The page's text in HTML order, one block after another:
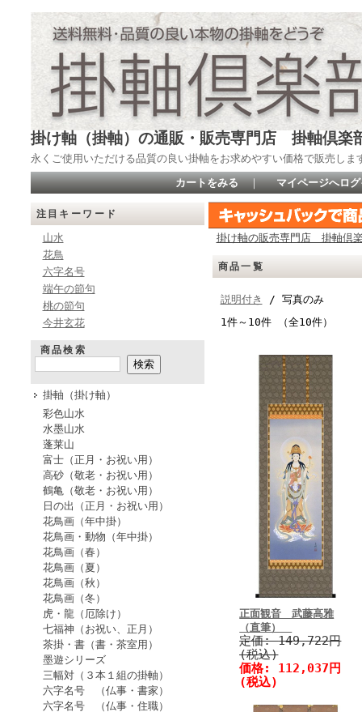
掛け軸（掛軸）の通販・販売専門店 掛軸倶楽
永くご使用いただける品質の良い掛軸をお求めやすい価格で販売し
カートをみる ｜ マイページへロ
注目キーワード
山水
花鳥
六字名号
端午の節句
桃の節句
今井玄花
商品検索
掛軸（掛け軸）
彩色山水
水墨山水
蓬莱山
富士（正月・お祝い用）
高砂（敬老・お祝い用）
鶴亀（敬老・お祝い用）
日の出（正月・お祝い用）
花鳥画（年中掛）
花鳥画・動物（年中掛）
花鳥画（春）
花鳥画（夏）
花鳥画（秋）
花鳥画（冬）
虎・龍（厄除け）
七福神（お祝い、正月）
茶掛・書（書・茶室用）
墨遊シリーズ
三幅対（３本１組の掛軸）
六字名号 （仏事・書家）
六字名号 （仏事・住職）
掛け軸の販売専門店 掛軸倶
商品一覧
説明付き
/ 写真のみ
1件～10件 （全10件）
正面観音 武藤高雅
（直筆）
定価:149,722円
(税込)
価格: 112,037円
(税込)